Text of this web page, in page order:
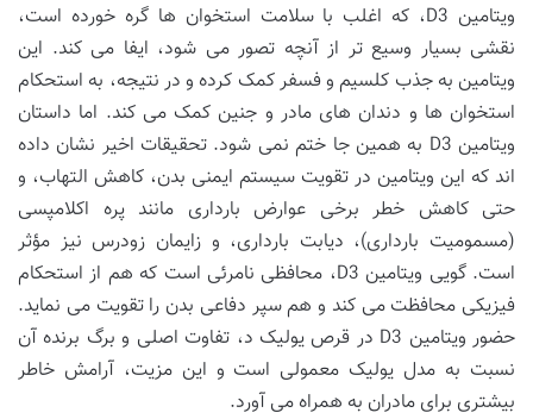
ویتامین D3، که اغلب با سلامت استخوان ها گره خورده است،
نقشی بسیار وسیع تر از آنچه تصور می شود، ایفا می کند. این
ویتامین به جذب کلسیم و فسفر کمک کرده و در نتیجه، به استحکام
استخوان ها و دندان های مادر و جنین کمک می کند. اما داستان
ویتامین D3 به همین جا ختم نمی شود. تحقیقات اخیر نشان داده
اند که این ویتامین در تقویت سیستم ایمنی بدن، کاهش التهاب، و
حتی کاهش خطر برخی عوارض بارداری مانند پره اکلامپسی
(مسمومیت بارداری)، دیابت بارداری، و زایمان زودرس نیز مؤثر
است. گویی ویتامین D3، محافظی نامرئی است که هم از استحکام
فیزیکی محافظت می کند و هم سپر دفاعی بدن را تقویت می نماید.
حضور ویتامین D3 در قرص یولیک د، تفاوت اصلی و برگ برنده آن
نسبت به مدل یولیک معمولی است و این مزیت، آرامش خاطر
بیشتری برای مادران به همراه می آورد.